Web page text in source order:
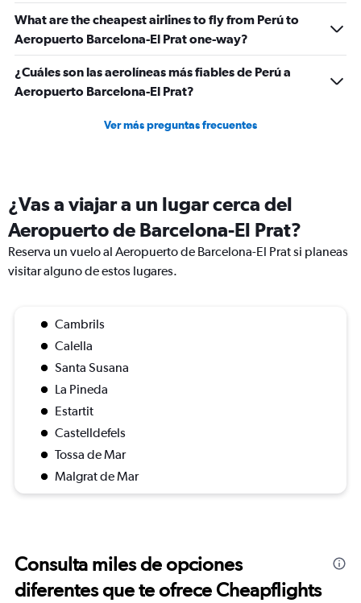
What are the cheapest airlines to fly from Perú to
Aeropuerto Barcelona-El Prat one-way?
¿Cuáles son las aerolíneas más fiables de Perú a
Aeropuerto Barcelona-El Prat?
Ver más preguntas frecuentes
¿Vas a viajar a un lugar cerca del
Aeropuerto de Barcelona-El Prat?
Reserva un vuelo al Aeropuerto de Barcelona-El Prat si planeas
visitar alguno de estos lugares.
Cambrils
Calella
Santa Susana
La Pineda
Estartit
Castelldefels
Tossa de Mar
Malgrat de Mar
Consulta miles de opciones
diferentes que te ofrece Cheapflights